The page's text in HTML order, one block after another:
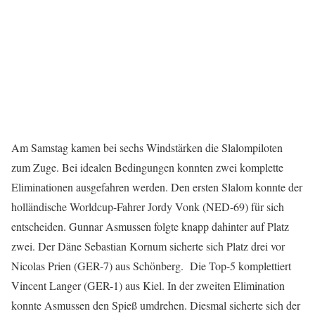
Am Samstag kamen bei sechs Windstärken die Slalompiloten
zum Zuge. Bei idealen Bedingungen konnten zwei komplette
Eliminationen ausgefahren werden. Den ersten Slalom konnte der
holländische Worldcup-Fahrer Jordy Vonk (NED-69) für sich
entscheiden. Gunnar Asmussen folgte knapp dahinter auf Platz
zwei. Der Däne Sebastian Kornum sicherte sich Platz drei vor
Nicolas Prien (GER-7) aus Schönberg. Die Top-5 komplettiert
Vincent Langer (GER-1) aus Kiel. In der zweiten Elimination
konnte Asmussen den Spieß umdrehen. Diesmal sicherte sich der